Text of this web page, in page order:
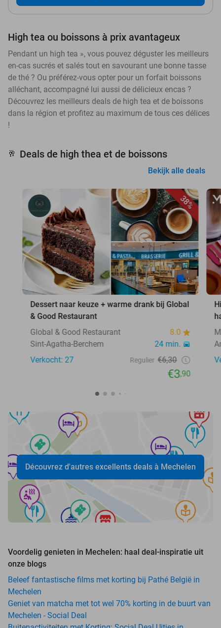
High tea ou boissons à prix avantageux
Pendant un high tea », vous pouvez déguster les meilleurs
en-cas sucrés et salés tout en savourant une bonne tasse
de thé ? Ou préférez-vous opter pour un forfait boissons
alléchant, accompagné lui aussi de délicieux encas ?
Découvrez les meilleurs deals de high tea et de boissons
dans la région et profitez au maximum de tous ces délices
!
🥂 Deals de high thea et de boissons
Bekijk alle deals
38%
Dessert naar keuze + warme drank bij Global
& Good Restaurant
Global & Good Restaurant
8.0
Sint-Agatha-Berchem
24 min.
Verkocht: 27
Regulier €6,30
€3,90
Découvrez d'autres excellents deals à Mechelen
Voordelig genieten in Mechelen: haal deal-inspiratie uit
onze blogs
Beleef fantastische films met korting bij Pathé België in
Mechelen
Geniet van matcha met tot wel 70% korting in de buurt van
Mechelen - Social Deal